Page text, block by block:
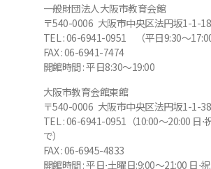
一般財団法人大阪市教育会館
〒540-0006 大阪市中央区法円坂1-1-18
TEL : 06-6941-0951 （平日9:30～17:00
FAX : 06-6941-7474
開館時間 : 平日8:30～19:00
大阪市教育会館東館
〒540-0006 大阪市中央区法円坂1-1-38
TEL : 06-6941-0951（10:00～20:00 日⋅
で）
FAX : 06-6945-4833
開館時間 : 平日⋅土曜日:9:00～21:00 日⋅